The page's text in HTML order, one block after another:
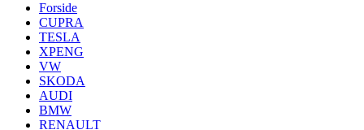
Forside
CUPRA
TESLA
XPENG
VW
SKODA
AUDI
BMW
RENAULT